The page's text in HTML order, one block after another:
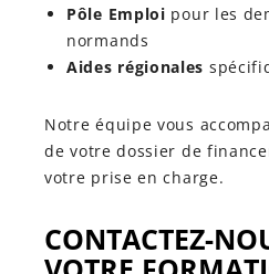
Pôle Emploi pour les
normands
Aides régionales
Notre équipe vous
de votre dossier de
votre prise en charge.
CONTACTEZ-